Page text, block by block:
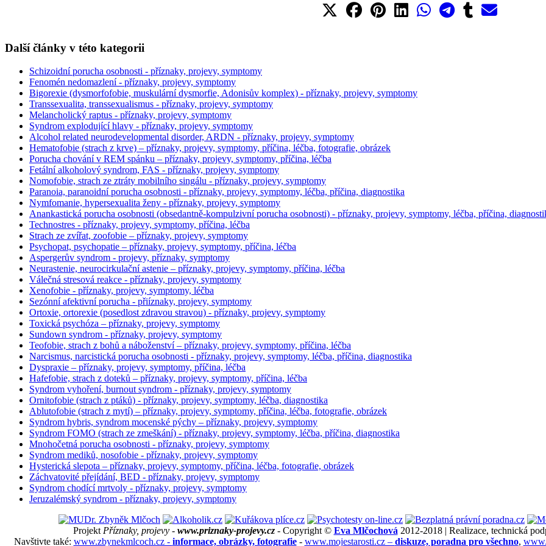
Další články v této kategorii
Schizoidní porucha osobnosti - příznaky, projevy, symptomy
Fenomén nedomazlení - příznaky, projevy, symptomy
Bigorexie (dysmorfofobie, muskulární dysmorfie, Adonisův komplex) - příznaky, projevy, symptomy
Transsexualita, transsexualismus - příznaky, projevy, symptomy
Melancholický raptus - příznaky, projevy, symptomy
Syndrom explodující hlavy - příznaky, projevy, symptomy
Alcohol related neurodevelopmental disorder, ARDN - příznaky, projevy, symptomy
Hematofobie (strach z krve) – příznaky, projevy, symptomy, příčina, léčba, fotografie, obrázek
Porucha chování v REM spánku – příznaky, projevy, symptomy, příčina, léčba
Fetální alkoholový syndrom, FAS - příznaky, projevy, symptomy
Nomofobie, strach ze ztráty mobilního singálu - příznaky, projevy, symptomy
Paranoia, paranoidní porucha osobnosti - příznaky, projevy, symptomy, léčba, příčina, diagnostika
Nymfomanie, hypersexualita ženy - příznaky, projevy, symptomy
Anankastická porucha osobnosti (obsedantně-kompulzivní porucha osobnosti) - příznaky, projevy, symptomy, léčba, příčina,
Technostres - příznaky, projevy, symptomy, příčina, léčba
Strach ze zvířat, zoofobie – příznaky, projevy, symptomy
Psychopat, psychopatie – příznaky, projevy, symptomy, příčina, léčba
Aspergerův syndrom - projevy, příznaky, symptomy
Neurastenie, neurocirkulační astenie – příznaky, projevy, symptomy, příčina, léčba
Válečná stresová reakce - příznaky, projevy, symptomy
Xenofobie - příznaky, projevy, symptomy, léčba
Sezónní afektivní porucha - přiíznaky, projevy, symptomy
Ortoxie, ortorexie (posedlost zdravou stravou) - příznaky, projevy, symptomy
Toxická psychóza – příznaky, projevy, symptomy
Sundown syndrom - příznaky, projevy, symptomy
Teofobie, strach z bohů a náboženství – příznaky, projevy, symptomy, příčina, léčba
Narcismus, narcistická porucha osobnosti - příznaky, projevy, symptomy, léčba, příčina, diagnostika
Dyspraxie – příznaky, projevy, symptomy, příčina, léčba
Hafefobie, strach z doteků – příznaky, projevy, symptomy, příčina, léčba
Syndrom vyhoření, burnout syndrom - příznaky, projevy, symptomy
Ornitofobie (strach z ptáků) - příznaky, projevy, symptomy, léčba, diagnostika
Ablutofobie (strach z mytí) – příznaky, projevy, symptomy, příčina, léčba, fotografie, obrázek
Syndrom hybris, syndrom mocenské pýchy – příznaky, projevy, symptomy
Syndrom FOMO (strach ze zmeškání) - příznaky, projevy, symptomy, léčba, příčina, diagnostika
Mnohočetná porucha osobnosti - příznaky, projevy, symptomy
Syndrom mediků, nosofobie - příznaky, projevy, symptomy
Hysterická slepota – příznaky, projevy, symptomy, příčina, léčba, fotografie, obrázek
Záchvatovité přejídání, BED - příznaky, projevy, symptomy
Syndrom chodící mrtvoly - příznaky, projevy, symptomy
Jeruzalémský syndrom - příznaky, projevy, symptomy
ProjektPříznaky, projevy - www.priznaky-projevy.cz- Copyright © Eva Mlčochová2012-2018 | Realizace, technická
Navštivte také: www.zbynekmlcoch.cz - informace, obrázky, fotografie- www.mojestarosti.cz – diskuze, poradna pro všechno,